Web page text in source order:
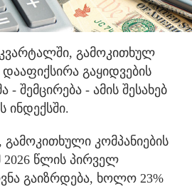
გამოკითხულ
დააფიქსირა გაყიდვების
შემცირება - ამის შესახებ
ინდექსში.
კომპანიების
წლის პირველ
გაიზრდება, ხოლო 23%